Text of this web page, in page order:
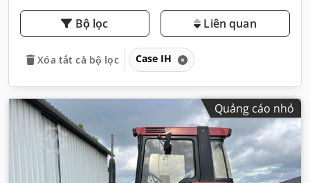
Bộ lọc Liên quan
Xóa tất cả bộ lọc Case IH
Quảng cáo nhỏ